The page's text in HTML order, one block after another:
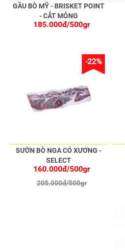
GẦU BÒ MỸ - BRISKET POINT
- CẮT MỎNG
185.000đ/500gr
SƯỜN BÒ NGA CÓ XƯƠNG -
SELECT
160.000đ/500gr
205.000đ/500gr
-22%